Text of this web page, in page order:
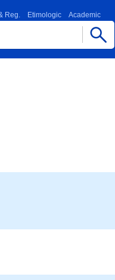
Reg. Etimologic Academic